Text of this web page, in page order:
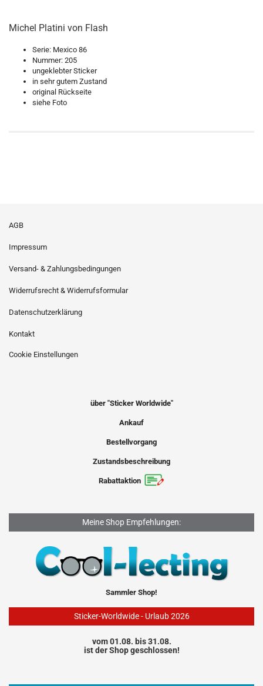
Michel Platini von Flash
Serie: Mexico 86
Nummer: 205
ungeklebter Sticker
in sehr gutem Zustand
original Rückseite
siehe Foto
AGB
Impressum
Versand- & Zahlungsbedingungen
Widerrufsrecht & Widerrufsformular
Datenschutzerklärung
Kontakt
Cookie Einstellungen
über "Sticker Worldwide"
Ankauf
Bestellvorgang
Zustandsbeschreibung
Rabattaktion
Meine Shop Empfehlungen:
Sammler Shop!
Sticker-Worldwide - Urlaub 2026
vom 01.08. bis 31.08.
ist der Shop geschlossen!